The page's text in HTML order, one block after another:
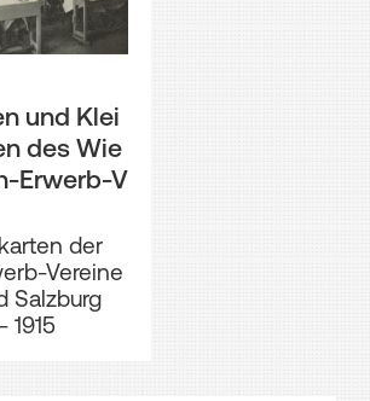
und Klei
des Wie
Erwerb-V
der
Vereine
Salzburg
1915